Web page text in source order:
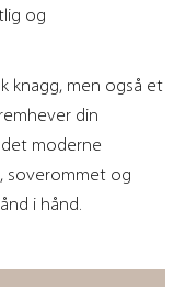
og
knagg, men også et
din
moderne
soverommet og
i hånd.